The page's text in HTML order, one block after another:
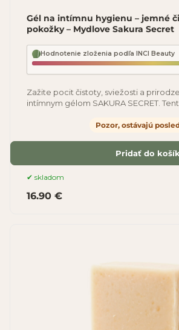
Gél na intímnu hygienu – jemné
pokožky – Mydlove Sakura Secret
Hodnotenie zloženia podľa INCI Beauty
Zažite pocit čistoty, sviežosti a
intímnym gélom SAKURA SECRET.
skladom
Pozor, ostávajú
16.90 €
Pridať do